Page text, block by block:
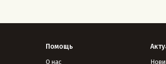
Помощь
О нас